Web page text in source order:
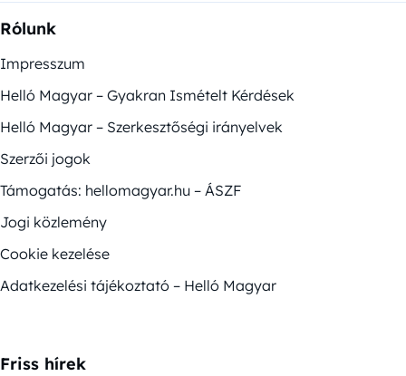
Rólunk
Impresszum
Helló Magyar – Gyakran Ismételt Kérdések
Helló Magyar – Szerkesztőségi irányelvek
Szerzői jogok
Támogatás: hellomagyar.hu – ÁSZF
Jogi közlemény
Cookie kezelése
Adatkezelési tájékoztató – Helló Magyar
Friss hírek